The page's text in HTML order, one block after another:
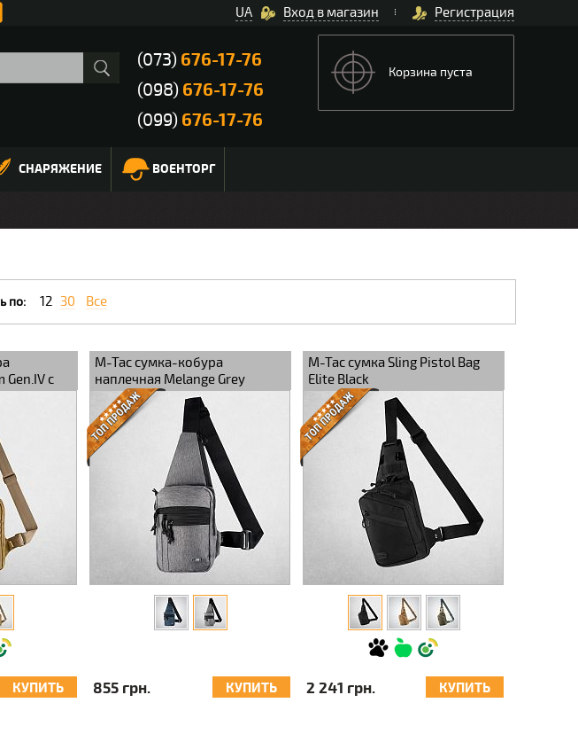
Вход в магазин Регистрация
UA
(073) 676-17-76
(098) 676-17-76
(099) 676-17-76
Корзина пуста
СНАРЯЖЕНИЕ ВОЕНТОРГ
по: 12 30 Все
Gen.IV с
КУПИТЬ
M-Tac сумка-кобура
наплечная Melange Grey
855 грн. КУПИТЬ
M-Tac сумка Sling Pistol Bag
Elite Black
2 241 грн. КУПИТЬ